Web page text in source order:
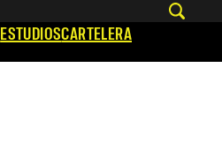
ESTUDIOSCARTELERA